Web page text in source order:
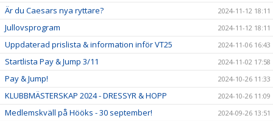
Är du Caesars nya ryttare? 2024-11-12 18:11
Jullovsprogram 2024-11-12 18:11
Uppdaterad prislista & information inför VT25 2024-11-06 16:43
Startlista Pay & Jump 3/11 2024-11-02 17:58
Pay & Jump! 2024-10-26 11:33
KLUBBMÄSTERSKAP 2024 - DRESSYR & HOPP 2024-10-26 11:09
Medlemskväll på Hööks - 30 september! 2024-09-26 13:51